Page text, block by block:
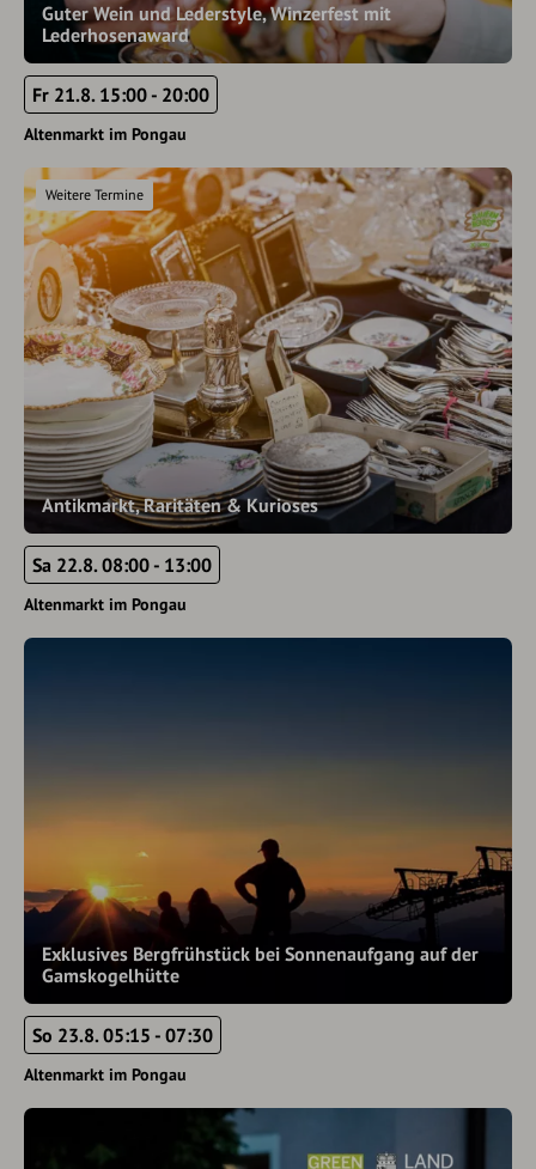
Guter Wein und Lederstyle, Winzerfest mit
Lederhosenaward
Fr 21.8. 15:00 - 20:00
Altenmarkt im Pongau
Antikmarkt, Raritäten & Kurioses
Weitere Termine
Sa 22.8. 08:00 - 13:00
Altenmarkt im Pongau
Exklusives Bergfrühstück bei Sonnenaufgang auf der
Gamskogelhütte
So 23.8. 05:15 - 07:30
Altenmarkt im Pongau